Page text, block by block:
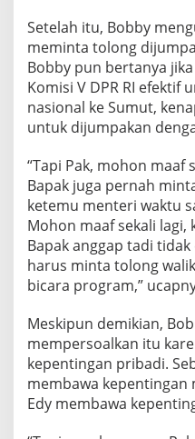
D
j
u
m
p
a
k
n
d
e
n
g
a
n
M
n
t
e
r
i
Setelah itu, Bobby
meminta tolong
Bobby pun bertanya
Komisi V DPR RI efektif
nasional ke Sumut,
untuk dijumpakan
“Tapi Pak, mohon maaf
Bapak juga pernah
ketemu menteri waktu
Mohon maaf sekali lagi,
Bapak anggap tadi
harus minta tolong
bicara program,”
Meskipun demikian,
mempersoalkan itu
kepentingan pribadi.
membawa kepentingan
Edy membawa